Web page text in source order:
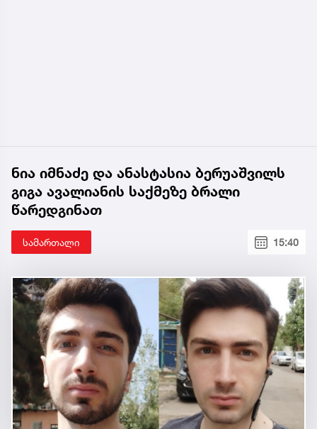
ნია იმნაძე და ანასტასია ბერუაშვილს
გიგა ავალიანის საქმეზე ბრალი
წარედგინათ
სამართალი 15:40